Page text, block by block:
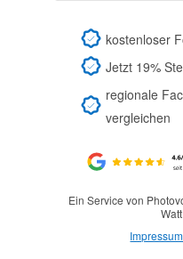
kostenloser
Jetzt 19%
regionale
vergleichen
Ein Service von
Impressum